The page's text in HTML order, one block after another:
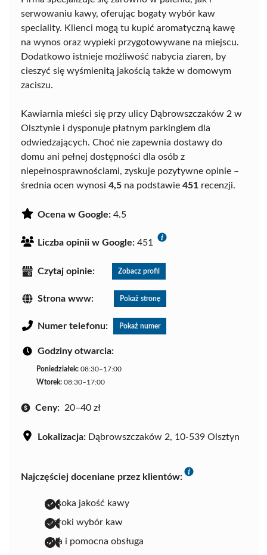
serwowaniu kawy, oferując bogaty wybór kaw
speciality. Klienci mogą tu kupić aromatyczną kawę
na wynos oraz wypieki przygotowywane na miejscu.
Dodatkowo istnieje możliwość nabycia ziaren, by
cieszyć się wyśmienitą jakością także w domowym
zaciszu.
Kawiarnia mieści się przy ulicy Dąbrowszczaków 2 w
Olsztynie i dysponuje płatnym parkingiem dla
odwiedzających. Choć nie zapewnia dostawy do
domu ani pełnej dostępności dla osób z
niepełnosprawnościami, zyskuje pozytywne opinie –
średnia ocen wynosi 4,5 na podstawie 451 recenzji.
Ocena w Google: 4.5
Liczba opinii w Google: 451
Czytaj opinie: Zobacz profil
Strona www: Pokaż stronę
Numer telefonu: Pokaż numer
Godziny otwarcia:
Poniedziałek: 08:30–17:00
Wtorek: 08:30–17:00
Ceny: 20–40 zł
Lokalizacja: Dąbrowszczaków 2, 10-539 Olsztyn
Najczęściej doceniane przez klientów:
wysoka jakość kawy
szeroki wybór kaw
miła i pomocna obsługa